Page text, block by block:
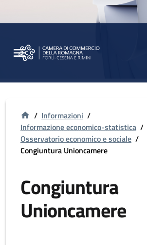
/ Informazioni /
Informazione economico-statistica /
Osservatorio economico e sociale /
Congiuntura Unioncamere
Congiuntura
Unioncamere